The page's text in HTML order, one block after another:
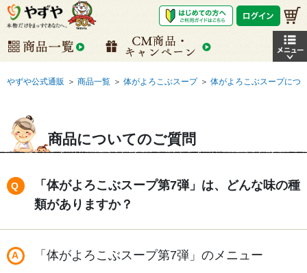
やずや公式通販 ＞ 商品一覧 ＞ 体がよろこぶスープ ＞ 体がよろこぶスープにつ
商品についてのご質問
「体がよろこぶスープ第7弾」は、どんな味の種
類がありますか？
「体がよろこぶスープ第7弾」のメニュー